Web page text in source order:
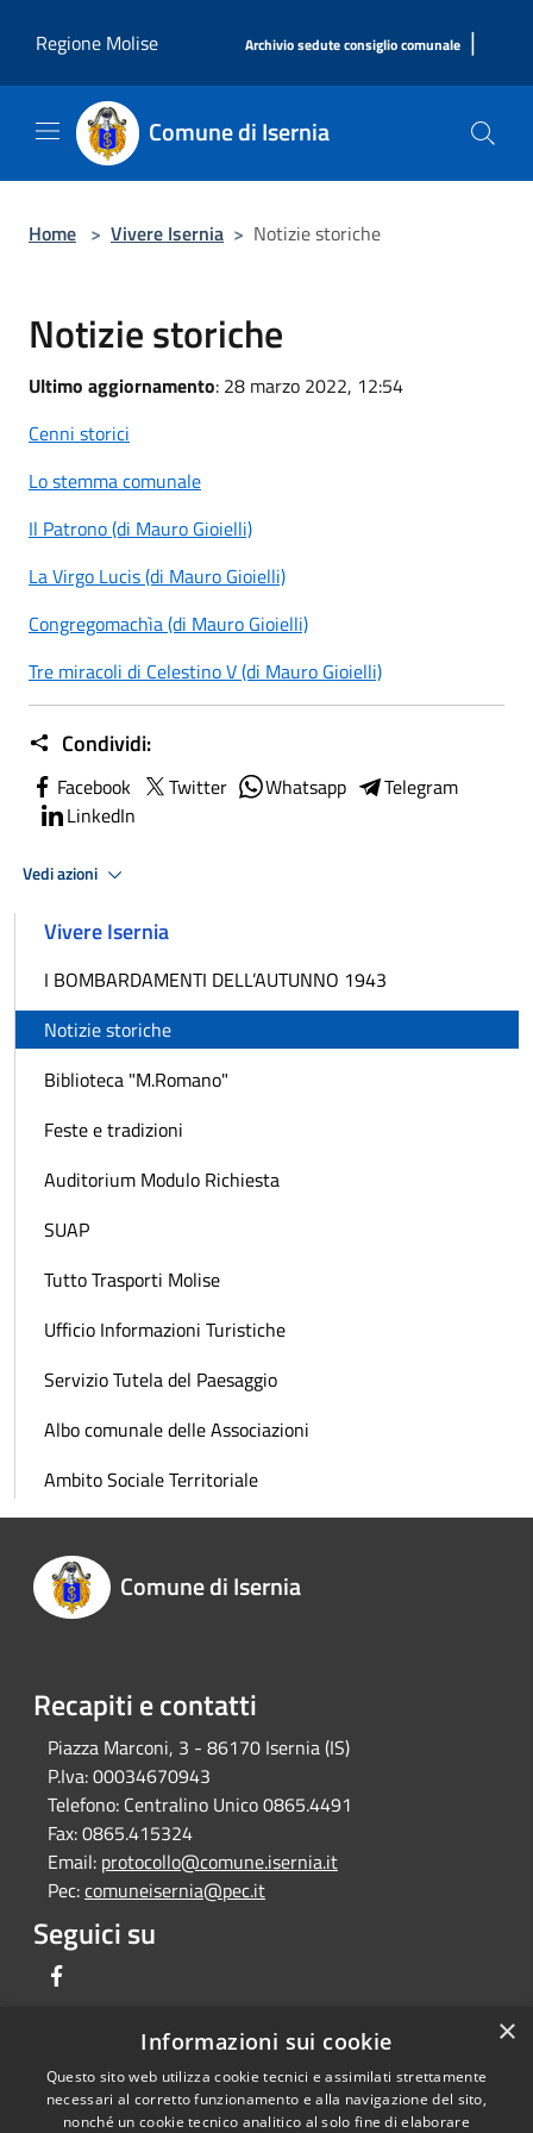
Regione Molise
Archivio sedute consiglio comunale |
Comune di Isernia
Home > Vivere Isernia > Notizie storiche
Notizie storiche
Ultimo aggiornamento: 28 marzo 2022, 12:54
Cenni storici
Lo stemma comunale
Il Patrono (di Mauro Gioielli)
La Virgo Lucis (di Mauro Gioielli)
Congregomachìa (di Mauro Gioielli)
Tre miracoli di Celestino V (di Mauro Gioielli)
Condividi:
Facebook Twitter Whatsapp
Telegram
LinkedIn
Vedi azioni
Vivere Isernia
I BOMBARDAMENTI DELL’AUTUNNO 1943
Notizie storiche
Biblioteca "M.Romano"
Feste e tradizioni
Auditorium Modulo Richiesta
SUAP
Tutto Trasporti Molise
Ufficio Informazioni Turistiche
Servizio Tutela del Paesaggio
Albo comunale delle Associazioni
Ambito Sociale Territoriale
Comune di Isernia
Recapiti e contatti
Piazza Marconi, 3 - 86170 Isernia (IS)
P.Iva:00034670943
Telefono: Centralino Unico 0865.4491
Fax:0865.415324
Email: protocollo@comune.isernia.it
Pec:comuneisernia@pec.it
Seguici su
RSS
Accessibilità
Copyright © 2026 • Comune di
Isernia • Powered by
×
Informazioni sui cookie
Questo sito web utilizza cookie tecnici e assimilati strettamente
necessari al corretto funzionamento e alla navigazione del sito,
nonché un cookie tecnico analitico al solo fine di elaborare